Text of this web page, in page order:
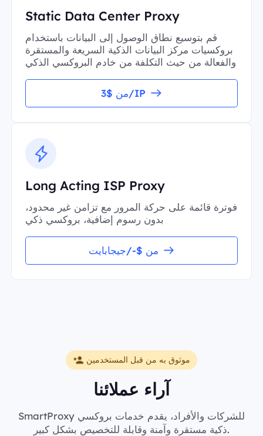
Static Data Center Proxy
قم بتوسيع نطاق الوصول إلى البيانات باستخدام
بروكسيات مركز البيانات الذكية السريعة والمستقرة
والفعالة من حيث التكلفة من خادم البروكسي الذكي
من $3/IP
Long Acting ISP Proxy
فوترة قائمة على حركة المرور مع تزامن غير محدود،
بدون رسوم إضافية، بروكسي ذكي
من $-/جيجابايت
موثوق به من قبل المستخدمين
آراء عملائنا
SmartProxy للشركات والأفراد، يقدم خدمات بروكسي
ذكية مستقرة وآمنة وقابلة للتخصيص بشكل كبير.